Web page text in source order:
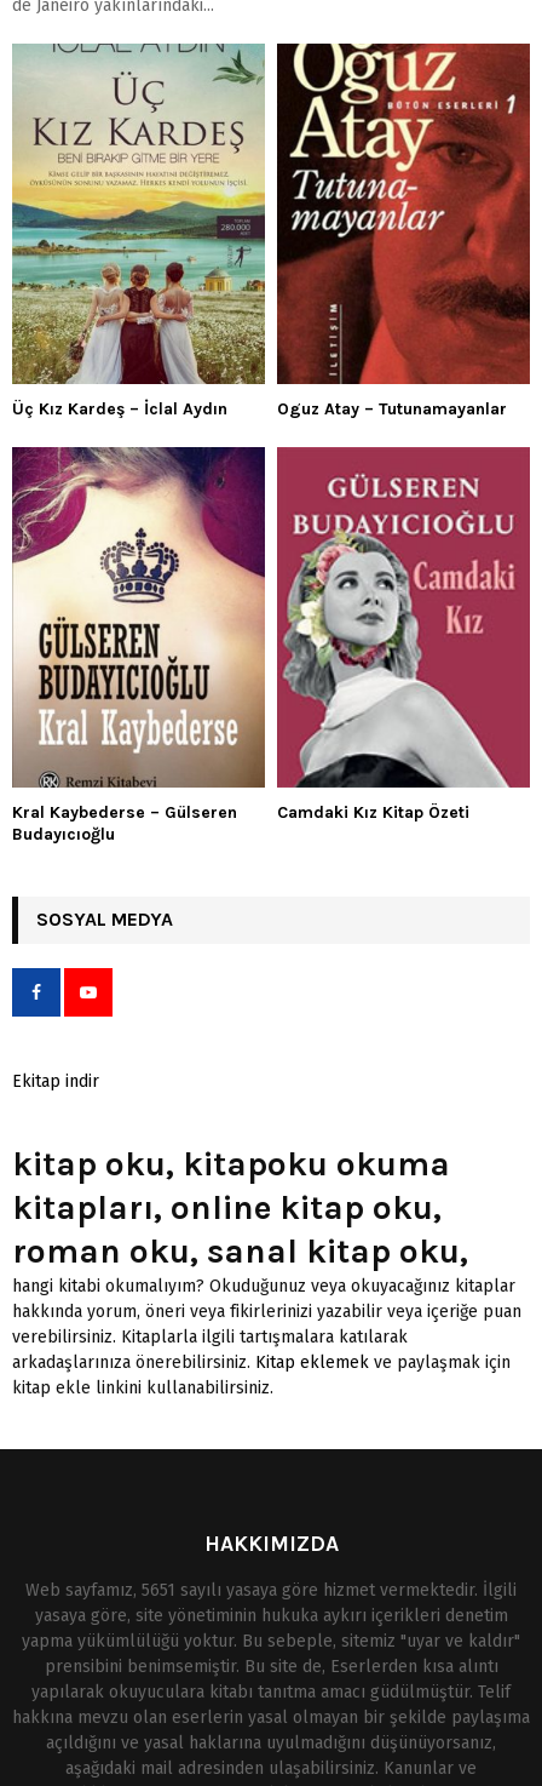
de Janeiro yakınlarındaki...
Üç Kız Kardeş – İclal Aydın Oguz Atay – Tutunamayanlar
Kral Kaybederse – Gülseren
Budayıcıoğlu
Camdaki Kız Kitap Özeti
SOSYAL MEDYA
Ekitap indir
kitap oku, kitapoku okuma
kitapları, online kitap oku,
roman oku, sanal kitap oku,
hangi kitabi okumalıyım? Okuduğunuz veya okuyacağınız kitaplar
hakkında yorum, öneri veya fikirlerinizi yazabilir veya içeriğe puan
verebilirsiniz. Kitaplarla ilgili tartışmalara katılarak
arkadaşlarınıza önerebilirsiniz. Kitap eklemek ve paylaşmak için
kitap ekle linkini kullanabilirsiniz.
HAKKIMIZDA
Web sayfamız, 5651 sayılı yasaya göre hizmet vermektedir. İlgili
yasaya göre, site yönetiminin hukuka aykırı içerikleri denetim
yapma yükümlülüğü yoktur. Bu sebeple, sitemiz "uyar ve kaldır"
prensibini benimsemiştir. Bu site de, Eserlerden kısa alıntı
yapılarak okuyuculara kitabı tanıtma amacı güdülmüştür. Telif
hakkına mevzu olan eserlerin yasal olmayan bir şekilde paylaşıma
açıldığını ve yasal haklarına uyulmadığını düşünüyorsanız,
aşağıdaki mail adresinden ulaşabilirsiniz. Kanunlar ve